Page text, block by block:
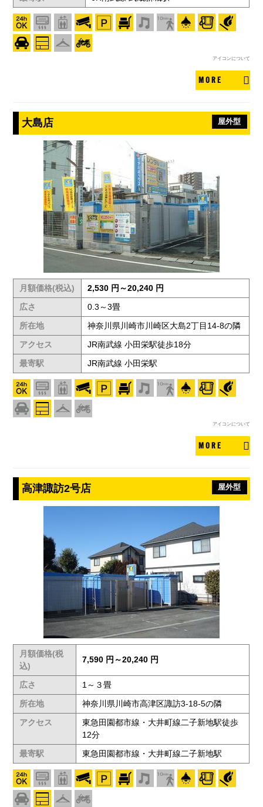
アイコンについて
MORE
大島店 屋外型
月額価格(税込)
2,530 円～20,240 円
広さ
0.3～3畳
所在地
神奈川県川崎市川崎区大島2丁目14-8の隣
アクセス
JR南武線 小田栄駅徒歩18分
最寄駅
JR南武線 小田栄駅
アイコンについて
MORE
高津諏訪2号店 屋外型
月額価格(税
込)
7,590 円～20,240 円
広さ
1～３畳
所在地
神奈川県川崎市高津区諏訪3-18-5の隣
アクセス
東急田園都市線・大井町線二子新地駅徒歩
12分
最寄駅
東急田園都市線・大井町線二子新地駅